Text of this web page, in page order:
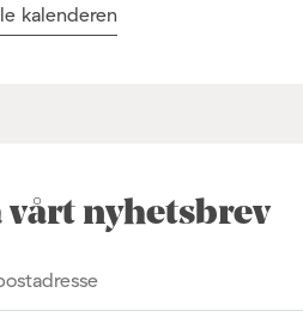
kalenderen
vårt nyhetsbrev